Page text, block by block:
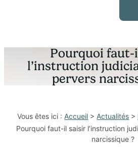
Pourquoi
l’instruction
pervers
Vous êtes ici : Accueil > Actualités >
Pourquoi faut-il saisir l’instruction
narcissique ?